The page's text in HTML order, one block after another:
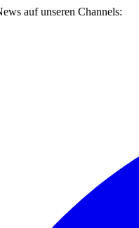
auf unseren Channels: